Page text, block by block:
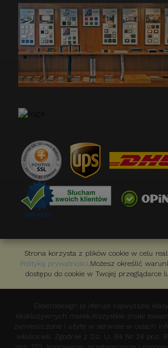
Strona korzysta z plików cookie w celu
Polityką prywatności.Możesz określić
dostępu do cookie w Twojej przeglądarce
Elektrodesign.pl oferuje najwyższej
ekskluzywnych marek.Wszystkie znaki
zamieszczone i użyte w serwisie w celach
właścicieli. Zgodnie z Dz. U. 94 Nr 24 poz.